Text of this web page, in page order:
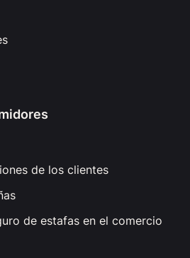
de los clientes
de estafas en el comercio